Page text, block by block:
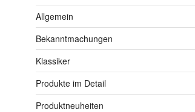
Allgemein
Bekanntmachungen
Klassiker
Produkte im Detail
Produktneuheiten